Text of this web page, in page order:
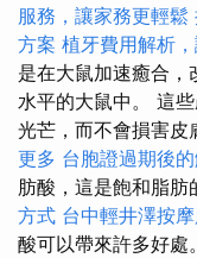
服務，讓家務更輕鬆
方案 植牙費用解析
是在大鼠加速癒合，
水平的大鼠中。 這
光芒，而不會損害皮
更多 台胞證過期後
肪酸，這是飽和脂肪
方式 台中輕井澤按
酸可以帶來許多好處